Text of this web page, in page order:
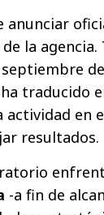
anunciar
la agencia.
eptiembre
traducido
en
resultados.
-a fin de